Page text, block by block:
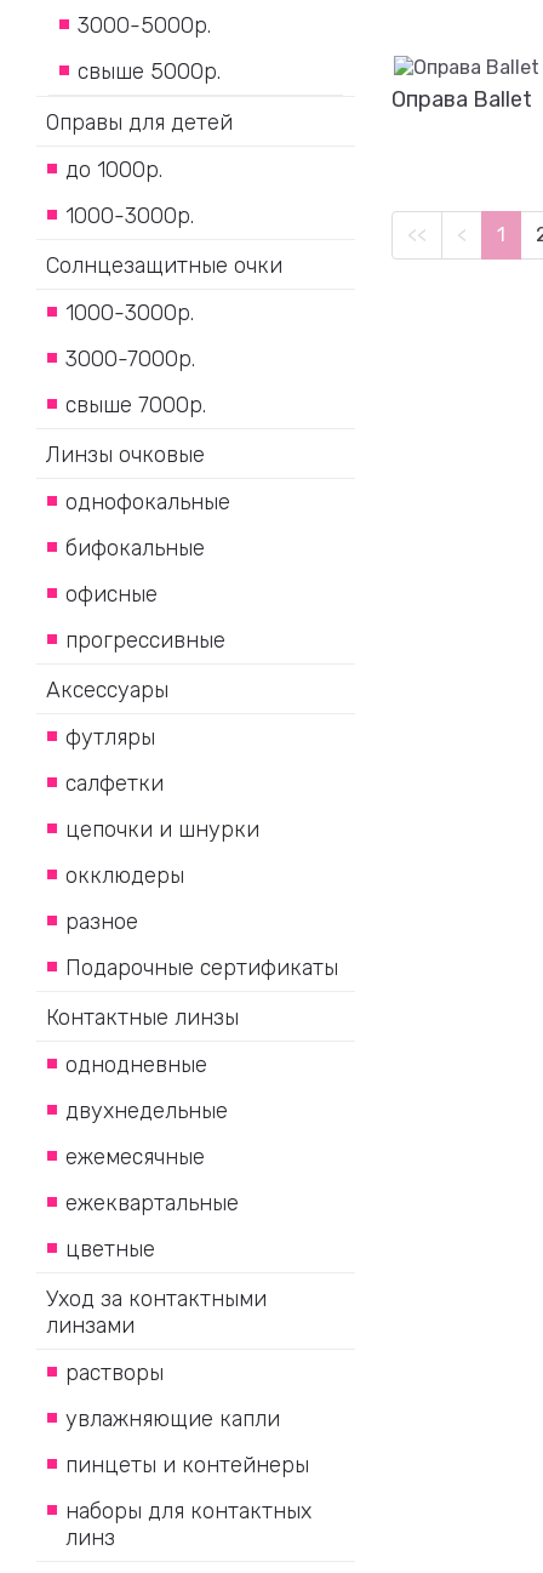
Оправа Ballet
<< < 1
3000-5000р.
свыше 5000р.
Оправы для детей
до 1000р.
1000-3000р.
Солнцезащитные очки
1000-3000р.
3000-7000р.
свыше 7000р.
Линзы очковые
однофокальные
бифокальные
офисные
прогрессивные
Аксессуары
футляры
салфетки
цепочки и шнурки
окклюдеры
разное
Подарочные сертификаты
Контактные линзы
однодневные
двухнедельные
ежемесячные
ежеквартальные
цветные
Уход за контактными
линзами
растворы
увлажняющие капли
пинцеты и контейнеры
наборы для контактных
линз